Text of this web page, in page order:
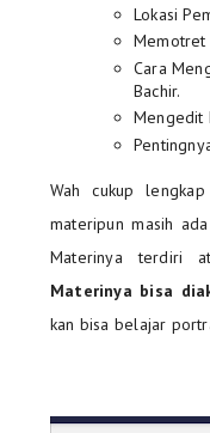
Lokasi
Memotret
Cara
Bachir.
Mengedit
Wah cukup
materipun masih
Materinya terdiri
Materinya bisa
kan bisa belajar